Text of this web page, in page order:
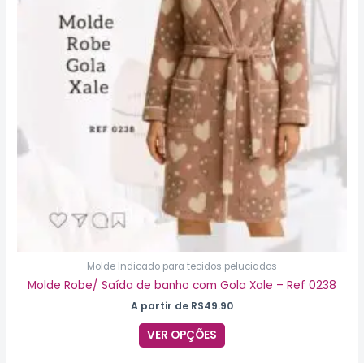
Molde Indicado para tecidos peluciados
Molde Robe/ Saída de banho com Gola Xale – Ref 0238
A partir de R$49.90
VER OPÇÕES
As
opções
podem
ser
escolhidas
na
página
do
produto